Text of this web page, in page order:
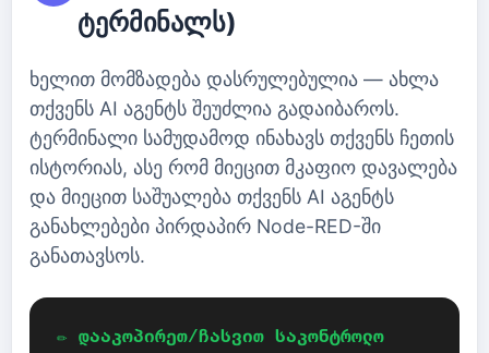
ტერმინალს)
ხელით მომზადება დასრულებულია — ახლა
თქვენს AI აგენტს შეუძლია გადაიბაროს.
ტერმინალი სამუდამოდ ინახავს თქვენს ჩეთის
ისტორიას, ასე რომ მიეცით მკაფიო დავალება
და მიეცით საშუალება თქვენს AI აგენტს
განახლებები პირდაპირ Node-RED-ში
განათავსოს.
✏️ დააკოპირეთ/ჩასვით საკონტროლო